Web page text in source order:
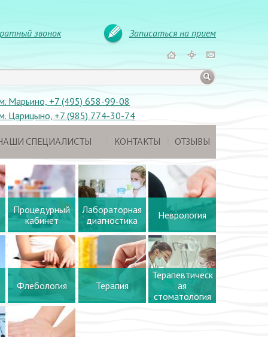
звонок Записаться на прием
Марьино, +7 (495) 658-99-08
Царицыно, +7 (985) 774-30-74
СПЕЦИАЛИСТЫ КОНТАКТЫ ОТЗЫВЫ
Процедурный
кабинет
Лабораторная
диагностика
Неврология
Флебология Терапия
Терапевтическ
ая
стоматология